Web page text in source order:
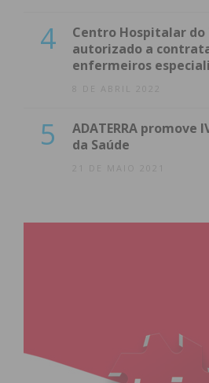
4
Centro Hospitalar do
autorizado a
enfermeiros
8 DE ABRIL 2022
5
ADATERRA promove
da Saúde
21 DE MAIO 2021